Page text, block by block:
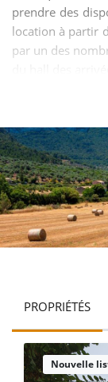
prendre des
location à partir
par un des
PROPRIÉTÉS
Nouvelle